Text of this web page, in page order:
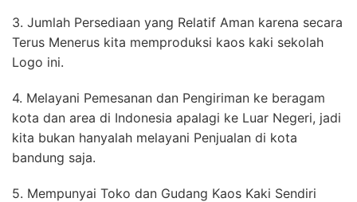
3. Jumlah Persediaan yang Relatif Aman karena secara
Terus Menerus kita memproduksi kaos kaki sekolah
Logo ini.
4. Melayani Pemesanan dan Pengiriman ke beragam
kota dan area di Indonesia apalagi ke Luar Negeri, jadi
kita bukan hanyalah melayani Penjualan di kota
bandung saja.
5. Mempunyai Toko dan Gudang Kaos Kaki Sendiri